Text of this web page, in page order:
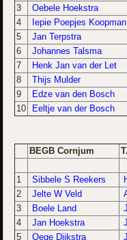
3
Oebele Hoekstra
4
Iepie Poepjes Koopman
5
Jan Terpstra
6
Johannes Talsma
7
Henk Jan van der Let
8
Thijs Mulder
9
Edze van den Bosch
10
Eeltje van der Bosch
BEGB Cornjum
1 Sibbele S Reekers
2
Jelte W Veld
3
Boele Land
4
Jan Hoekstra
5
Oege Dijkstra